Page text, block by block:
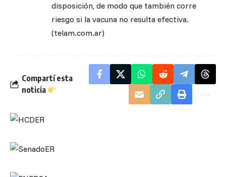
disposición, de modo que también corre
riesgo si la vacuna no resulta efectiva.
(telam.com.ar)
Compartí esta
noticia